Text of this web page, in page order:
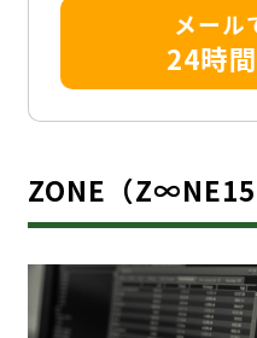
メール
24時
ZONE（